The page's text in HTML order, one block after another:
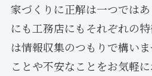
家づくりに正解は一つでは
にも工務店にもそれぞれの
は情報収集のつもりで構い
ことや不安なことをお気軽